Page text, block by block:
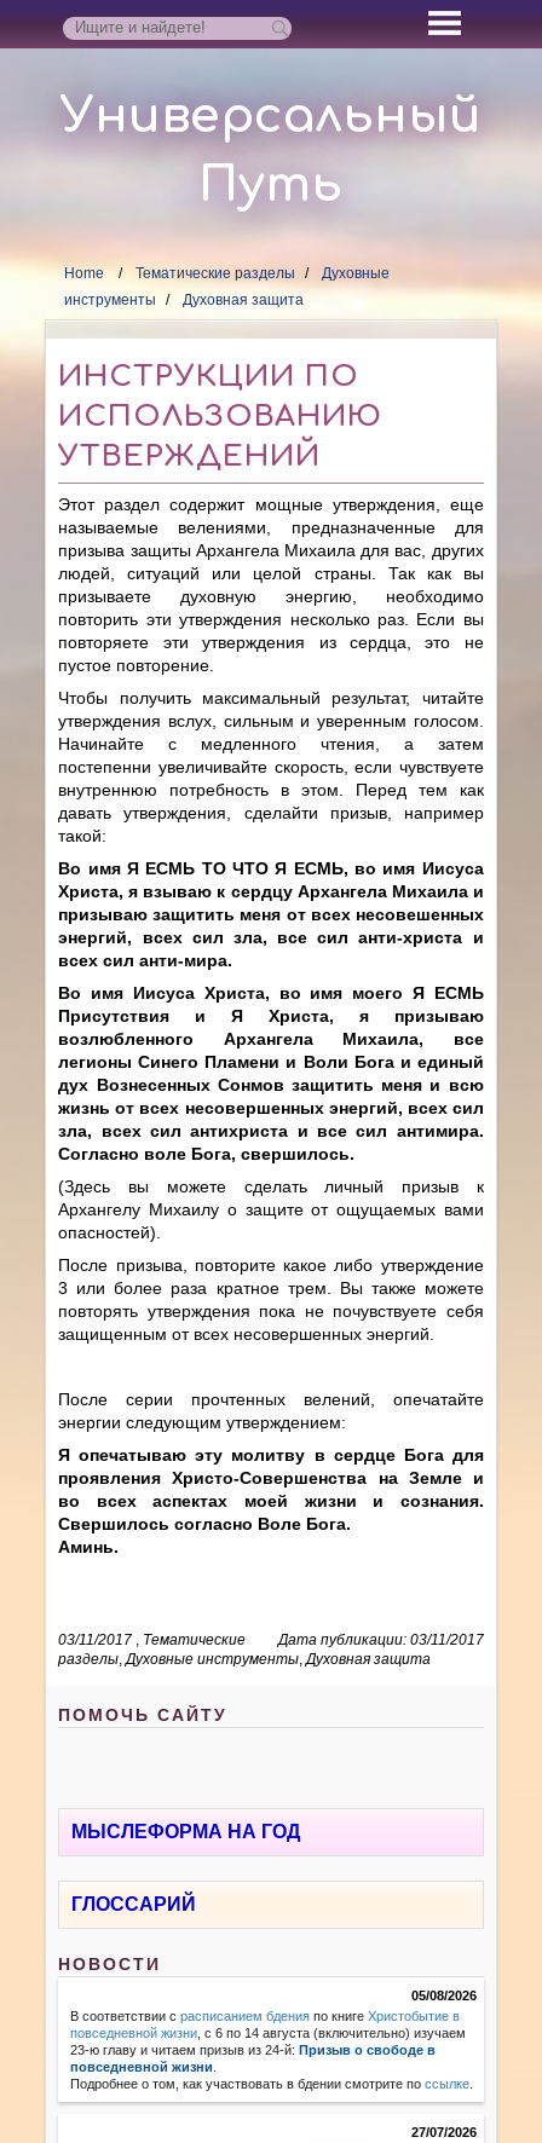
Универсальный
Путь
Home Тематические разделы
Духовные
инструменты
Духовная защита
ИНСТРУКЦИИ ПО
ИСПОЛЬЗОВАНИЮ
УТВЕРЖДЕНИЙ
Этот раздел содержит мощные утверждения, еще
называемые велениями, предназначенные для
призыва защиты Архангела Михаила для вас, других
людей, ситуаций или целой страны. Так как вы
призываете духовную энергию, необходимо
повторить эти утверждения несколько раз. Если вы
повторяете эти утверждения из сердца, это не
пустое повторение.
Чтобы получить максимальный результат, читайте
утверждения вслух, сильным и уверенным голосом.
Начинайте с медленного чтения, а затем
постепенни увеличивайте скорость, если чувствуете
внутреннюю потребность в этом. Перед тем как
давать утверждения, сделайти призыв, например
такой:
Во имя Я ЕСМЬ ТО ЧТО Я ЕСМЬ, во имя Иисуса
Христа, я взываю к сердцу Архангела Михаила и
призываю защитить меня от всех несовешенных
энергий, всех сил зла, все сил анти-христа и
всех сил анти-мира.
Во имя Иисуса Христа, во имя моего Я ЕСМЬ
Присутствия и Я Христа, я призываю
возлюбленного Архангела Михаила, все
легионы Синего Пламени и Воли Бога и единый
дух Вознесенных Сонмов защитить меня и всю
жизнь от всех несовершенных энергий, всех сил
зла, всех сил антихриста и все сил антимира.
Согласно воле Бога, свершилось.
(Здесь вы можете сделать личный призыв к
Архангелу Михаилу о защите от ощущаемых вами
опасностей).
После призыва, повторите какое либо утверждение
3 или более раза кратное трем. Вы также можете
повторять утверждения пока не почувствуете себя
защищенным от всех несовершенных энергий.
После серии прочтенных велений, опечатайте
энергии следующим утверждением:
Я опечатываю эту молитву в сердце Бога для
проявления Христо-Совершенства на Земле и
во всех аспектах моей жизни и сознания.
Свершилось согласно Воле Бога.
Аминь.
03/11/2017 Дата публикации: 03/11/2017
Тематические
разделы ,Духовные инструменты ,Духовная защита
ПОМОЧЬ САЙТУ
МЫСЛЕФОРМА НА ГОД
ГЛОССАРИЙ
НОВОСТИ
05/08/2026
В соответствии срасписанием бдения по книгеХристобытие в
повседневной жизни , с 6 по 14 августа (включительно) изучаем
23-ю главу и читаем призыв из 24-й:Призыв о свободе в
повседневной жизни
Подробнее о том, как участвовать в бдении смотрите поссылке
27/07/2026